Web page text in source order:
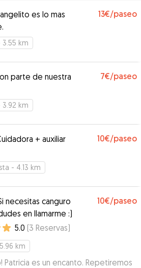
es lo mas
13€/paseo
3.55 km
parte de nuestra
7€/paseo
3.92 km
+ auxiliar
10€/paseo
- 4.13 km
necesitas canguro
en llamarme :)
10€/paseo
5.0 (3 Reservas)
km
Patricia es un encanto. Repetiremos